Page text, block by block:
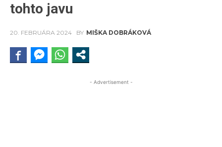
tohto javu
20. FEBRUÁRA 2024 BY MIŠKA DOBRÁKOVÁ
- Advertisement -